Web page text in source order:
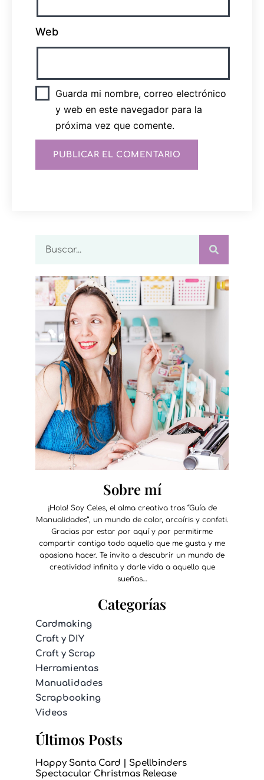
Web
Guarda mi nombre, correo electrónico
y web en este navegador para la
próxima vez que comente.
Sobre mí
¡Hola! Soy Celes, el alma creativa tras “Guía de
Manualidades”, un mundo de color, arcoíris y confeti.
Gracias por estar por aquí y por permitirme
compartir contigo todo aquello que me gusta y me
apasiona hacer. Te invito a descubrir un mundo de
creatividad infinita y darle vida a aquello que
sueñas…
Categorías
Cardmaking
Craft y DIY
Craft y Scrap
Herramientas
Manualidades
Scrapbooking
Videos
Últimos Posts
Happy Santa Card | Spellbinders
Spectacular Christmas Release